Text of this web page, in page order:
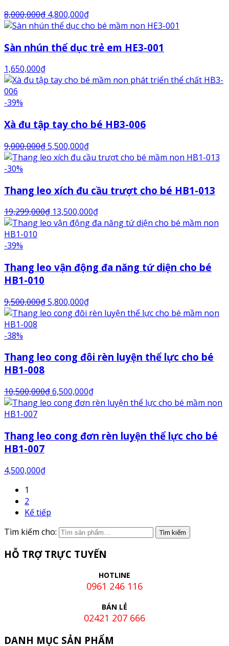
8,000,000₫ 4,800,000₫
Sàn nhún thể dục trẻ em HE3-001
1,650,000₫
-39%
Xà đu tập tay cho bé HB3-006
9,000,000₫5,500,000₫
-30%
Thang leo xích đu cầu trượt cho bé HB1-013
19,299,000₫ 13,500,000₫
-39%
Thang leo vận động đa năng tứ diện cho bé
HB1-010
9,500,000₫5,800,000₫
-38%
Thang leo cong đôi rèn luyện thể lực cho bé
HB1-008
10,500,000₫6,500,000₫
Thang leo cong đơn rèn luyện thể lực cho bé
HB1-007
4,500,000₫
1
2
Kế tiếp
Tìm kiếm cho:
HỖ TRỢ TRỰC TUYẾN
HOTLINE
0961 246 116
BÁN LẺ
02421 207 666
DANH MỤC SẢN PHẨM